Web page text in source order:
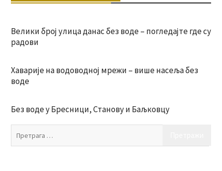
Велики број улица данас без воде – погледајте где су
радови
Хаварије на водоводној мрежи – више насеља без
воде
Без воде у Бресници, Станову и Баљковцу